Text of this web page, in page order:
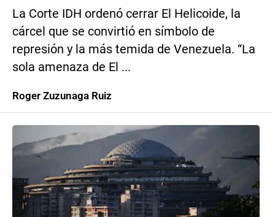
La Corte IDH ordenó cerrar El Helicoide, la
cárcel que se convirtió en símbolo de
represión y la más temida de Venezuela. “La
sola amenaza de El ...
Roger Zuzunaga Ruiz